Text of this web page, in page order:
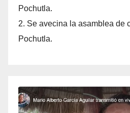
Pochutla.
2. Se avecina la asamblea de
Pochutla.